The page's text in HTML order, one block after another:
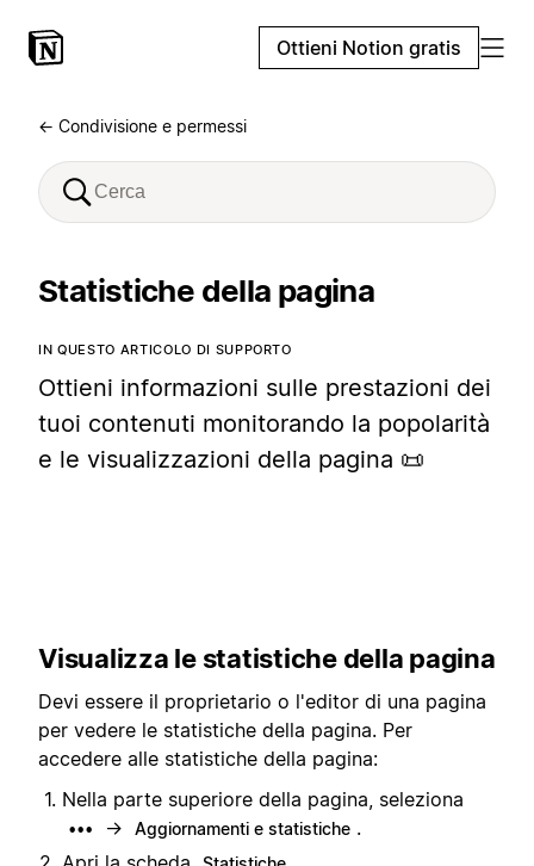
Ottieni Notion gratis
← Condivisione e permessi
Statistiche della pagina
IN QUESTO ARTICOLO DI SUPPORTO
Ottieni informazioni sulle prestazioni dei
tuoi contenuti monitorando la popolarità
e le visualizzazioni della pagina 📜
Visualizza le statistiche della pagina
Devi essere il proprietario o l'editor di una pagina
per vedere le statistiche della pagina. Per
accedere alle statistiche della pagina:
Nella parte superiore della pagina, seleziona
••• → Aggiornamenti e statistiche .